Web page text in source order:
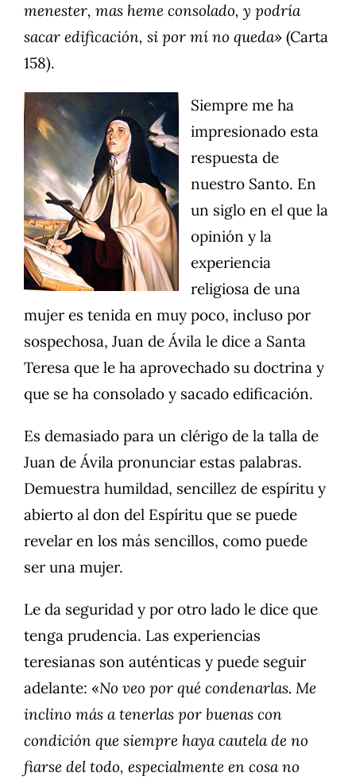
menester, mas heme consolado, y podría
sacar edificación, si por mí no queda» (Carta
158).
Siempre me ha
impresionado esta
respuesta de
nuestro Santo. En
un siglo en el que la
opinión y la
experiencia
religiosa de una
mujer es tenida en muy poco, incluso por
sospechosa, Juan de Ávila le dice a Santa
Teresa que le ha aprovechado su doctrina y
que se ha consolado y sacado edificación.
Es demasiado para un clérigo de la talla de
Juan de Ávila pronunciar estas palabras.
Demuestra humildad, sencillez de espíritu y
abierto al don del Espíritu que se puede
revelar en los más sencillos, como puede
ser una mujer.
Le da seguridad y por otro lado le dice que
tenga prudencia. Las experiencias
teresianas son auténticas y puede seguir
adelante: «No veo por qué condenarlas. Me
inclino más a tenerlas por buenas con
condición que siempre haya cautela de no
fiarse del todo, especialmente en cosa no